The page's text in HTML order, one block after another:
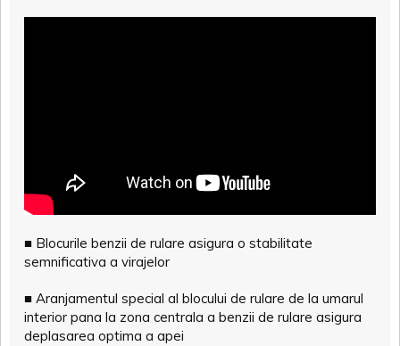
■ Blocurile benzii de rulare asigura o stabilitate
semnificativa a virajelor
■ Aranjamentul special al blocului de rulare de la umarul
interior pana la zona centrala a benzii de rulare asigura
deplasarea optima a apei